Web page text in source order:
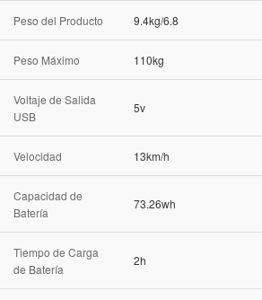
Peso del Producto 9.4kg/6.8
Peso Máximo 110kg
Voltaje de Salida
USB
5v
Velocidad 13km/h
Capacidad de
Batería
73.26wh
Tiempo de Carga
de Batería
2h